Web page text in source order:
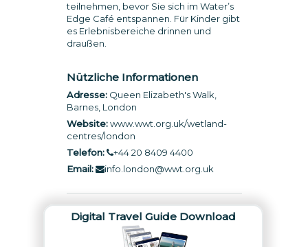
teilnehmen, bevor Sie sich im Water’s
Edge Café entspannen. Für Kinder gibt
es Erlebnisbereiche drinnen und
draußen.
Nützliche Informationen
Adresse:Queen Elizabeth's Walk,
Barnes, London
Website: www.wwt.org.uk/wetland-
centres/london
Telefon:
+44 20 8409 4400
Email:
info.london@wwt.org.uk
Digital Travel Guide Download